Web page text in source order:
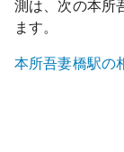
測は、次の本所
ます。
本所吾妻橋駅の